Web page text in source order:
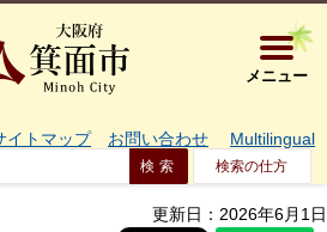
大阪府箕
メニュー
イトマップ お問い合わせ Multilingual
検索の仕方
更新日：2026年6月1日